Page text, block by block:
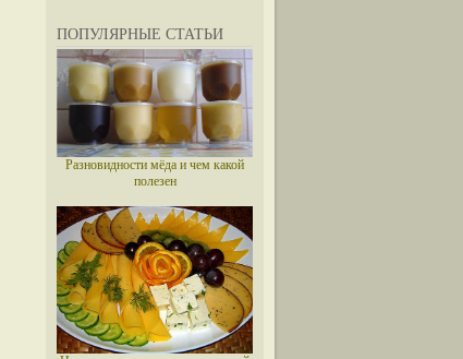
ПОПУЛЯРНЫЕ СТАТЬИ
Разновидности мёда и чем какой
полезен